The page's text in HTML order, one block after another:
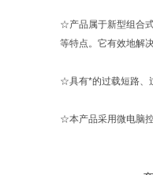
☆产品属于新型组合
等特点。它有效地解
☆具有*的过载短路、
☆本产品采用微电脑